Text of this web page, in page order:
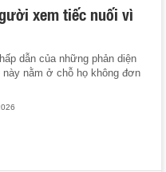
xem tiếc nuối vì
dẫn của những phản diện
này nằm ở chỗ họ không đơn